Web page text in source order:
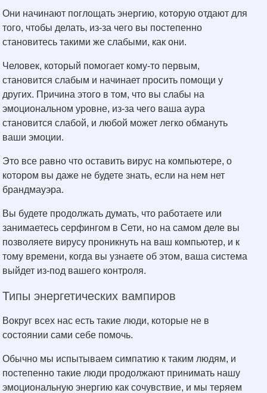
Они начинают поглощать энергию, которую отдают для
того, чтобы делать, из-за чего вы постепенно
становитесь такими же слабыми, как они.
Человек, который помогает кому-то первым,
становится слабым и начинает просить помощи у
других. Причина этого в том, что вы слабы на
эмоциональном уровне, из-за чего ваша аура
становится слабой, и любой может легко обмануть
ваши эмоции.
Это все равно что оставить вирус на компьютере, о
котором вы даже не будете знать, если на нем нет
брандмауэра.
Вы будете продолжать думать, что работаете или
занимаетесь серфингом в Сети, но на самом деле вы
позволяете вирусу проникнуть на ваш компьютер, и к
тому времени, когда вы узнаете об этом, ваша система
выйдет из-под вашего контроля.
Типы энергетических вампиров
Вокруг всех нас есть такие люди, которые не в
состоянии сами себе помочь.
Обычно мы испытываем симпатию к таким людям, и
постепенно такие люди продолжают принимать нашу
эмоциональную энергию как сочувствие, и мы теряем